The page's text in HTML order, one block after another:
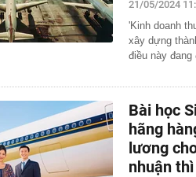
21/05/2024
'Kinh doanh
xây dựng
điều này
Bài học
hãng
lương
nhuận